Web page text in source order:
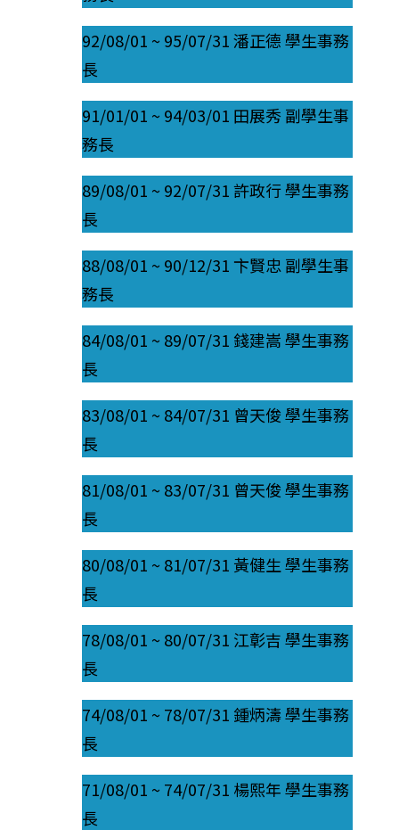
92/08/01 ~ 95/07/31 潘正德 學生事務
長
91/01/01 ~ 94/03/01 田展秀 副學生事
務長
89/08/01 ~ 92/07/31 許政行 學生事務
長
88/08/01 ~ 90/12/31 卞賢忠 副學生事
務長
84/08/01 ~ 89/07/31 錢建嵩 學生事務
長
83/08/01 ~ 84/07/31 曾天俊 學生事務
長
81/08/01 ~ 83/07/31 曾天俊 學生事務
長
80/08/01 ~ 81/07/31 黃健生 學生事務
長
78/08/01 ~ 80/07/31 江彰吉 學生事務
長
74/08/01 ~ 78/07/31 鍾炳濤 學生事務
長
71/08/01 ~ 74/07/31 楊熙年 學生事務
長